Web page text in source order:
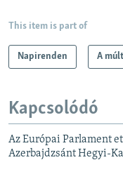
This item is part of
Napirenden A
Kapcsolódó
Az Európai Parlament
Azerbajdzsánt Hegyi-